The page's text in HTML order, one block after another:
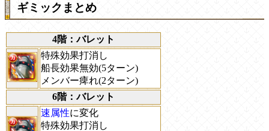
ギミックまとめ
4階：バレット
特殊効果打消し
船長効果無効(5ターン)
メンバー痺れ(2ターン)
6階：バレット
速属性に変化
特殊効果打消し